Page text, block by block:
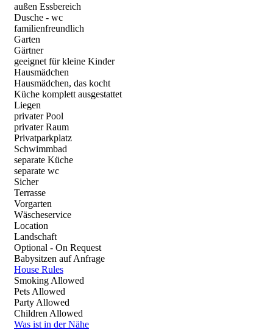
außen Essbereich
Dusche - wc
familienfreundlich
Garten
Gärtner
geeignet für kleine Kinder
Hausmädchen
Hausmädchen, das kocht
Küche komplett ausgestattet
Liegen
privater Pool
privater Raum
Privatparkplatz
Schwimmbad
separate Küche
separate wc
Sicher
Terrasse
Vorgarten
Wäscheservice
Location
Landschaft
Optional - On Request
Babysitzen auf Anfrage
House Rules
Smoking Allowed
Pets Allowed
Party Allowed
Children Allowed
Was ist in der Nähe